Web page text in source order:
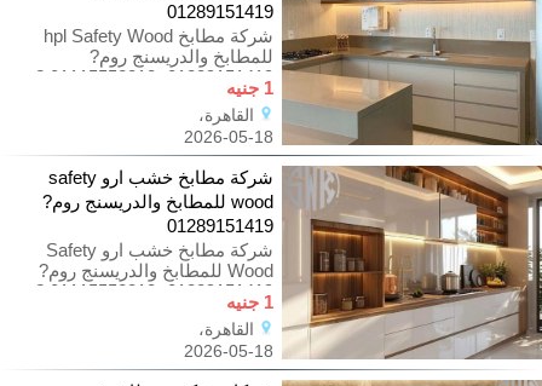
01289151419
شركة مطابخ hpl Safety Wood
للمطابخ والدريسنج روم?
01289151419 -01115552318 ?
شكل شيك وبس!
1 جنيه
القاهرة،
2026-05-18
شركة مطابخ خشب ارو safety
wood للمطابخ والدريسنج روم?
01289151419
شركة مطابخ خشب ارو Safety
Wood للمطابخ والدريسنج روم?
01289151419 -01115552318 ?
شكل شيك وبس!
1 جنيه
القاهرة،
2026-05-18